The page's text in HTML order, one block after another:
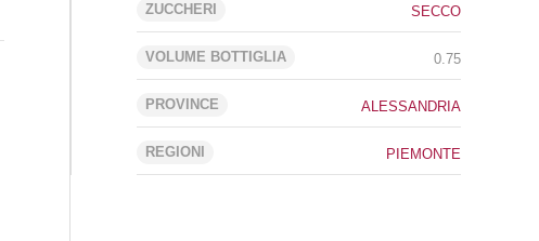
ZUCCHERI SECCO
VOLUME BOTTIGLIA 0.75
PROVINCE ALESSANDRIA
REGIONI PIEMONTE